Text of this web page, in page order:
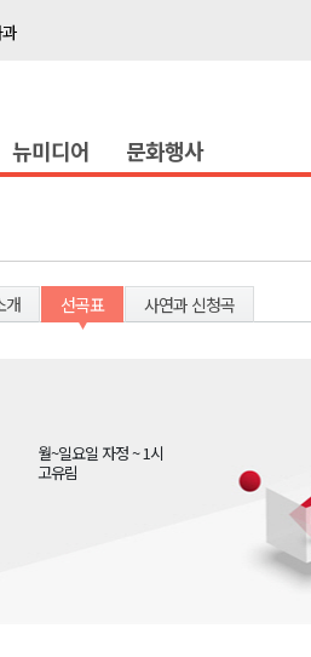
강연
뉴미디어 문화행사
개 선곡표 사연과 신청곡
월~일요일 자정 ~ 1시
고유림